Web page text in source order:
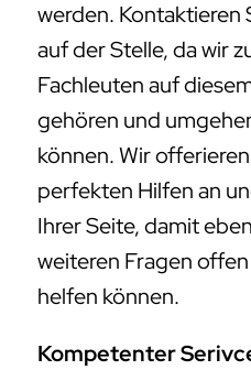
werden. Kontaktieren
auf der Stelle, da wir
Fachleuten auf
gehören und
können. Wir
perfekten Hilfen an
Ihrer Seite, damit
weiteren Fragen
helfen können.
Kompetenter